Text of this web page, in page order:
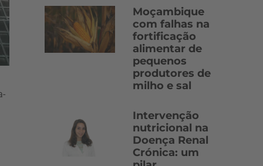
Moçambique
com falhas na
fortificação
alimentar de
pequenos
produtores de
milho e sal
Intervenção
nutricional na
Doença Renal
Crónica: um